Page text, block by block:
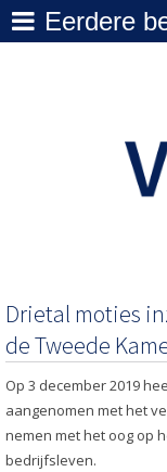
Eerdere
Drietal moties
de Tweede
Op 3 december 2019
aangenomen met het
nemen met het oog op
bedrijfsleven.